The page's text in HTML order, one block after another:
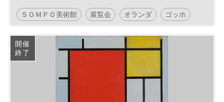
ＳＯＭＰＯ美術館 展覧会 オランダ ゴッホ
開催
終了